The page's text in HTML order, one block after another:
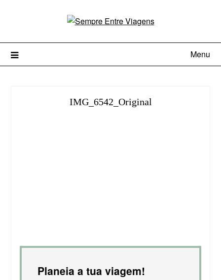
Menu
IMG_6542_Original
Planeia a tua viagem!